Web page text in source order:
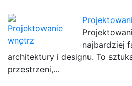
najbardziej
architektury i designu. To
przestrzeni,…